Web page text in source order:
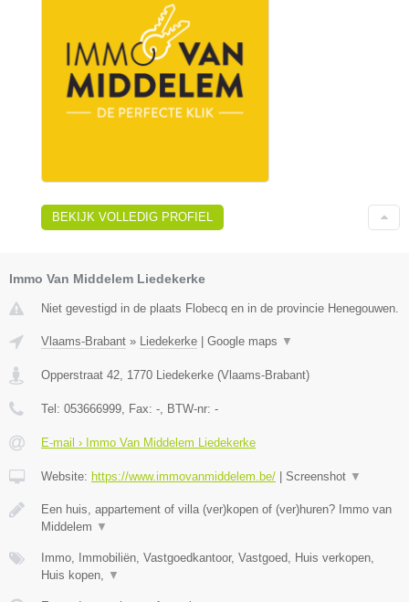
BEKIJK VOLLEDIG PROFIEL
Immo Van Middelem Liedekerke
Niet gevestigd in de plaats Flobecq en in de provincie Henegouwen.
Vlaams-Brabant » Liedekerke Google maps ▼
Opperstraat 42 1770 Liedekerke (Vlaams-Brabant)
Tel: 053666999 , Fax: - , BTW-nr: -
E-mail › Immo Van Middelem Liedekerke
Website: https://www.immovanmiddelem.be/ Screenshot ▼
Een huis, appartement of villa (ver)kopen of (ver)huren? Immo van
Middelem ▼
Immo, Immobiliën, Vastgoedkantoor, Vastgoed, Huis verkopen,
Huis kopen,
▼